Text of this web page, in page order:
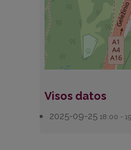
Visos datos
2025-09-25 18:00 -